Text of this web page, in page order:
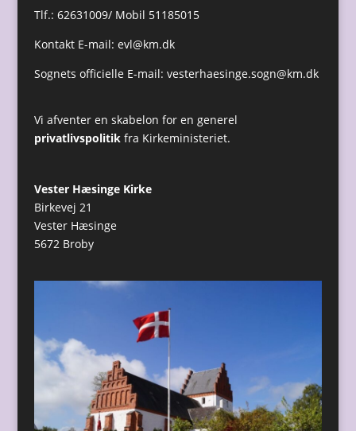
Tlf.: 62631009/ Mobil 51185015
Kontakt E-mail: evl@km.dk
Sognets officielle E-mail: vesterhaesinge.sogn@km.dk
Vi afventer en skabelon for en generel
privatlivspolitikfra Kirkeministeriet.
Vester Hæsinge Kirke
Birkevej 21
Vester Hæsinge
5672 Broby